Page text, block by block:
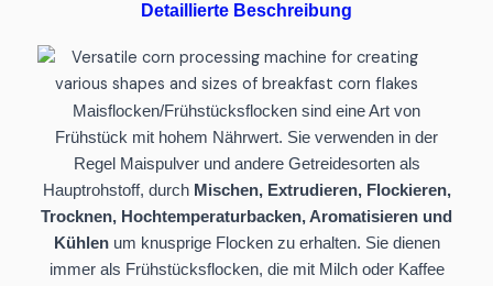
Detaillierte Beschreibung
Maisflocken/Frühstücksflocken sind eine Art von
Frühstück mit hohem Nährwert. Sie verwenden in der
Regel Maispulver und andere Getreidesorten als
Hauptrohstoff, durch Mischen, Extrudieren, Flockieren,
Trocknen, Hochtemperaturbacken, Aromatisieren und
Kühlenum knusprige Flocken zu erhalten. Sie dienen
immer als Frühstücksflocken, die mit Milch oder Kaffee